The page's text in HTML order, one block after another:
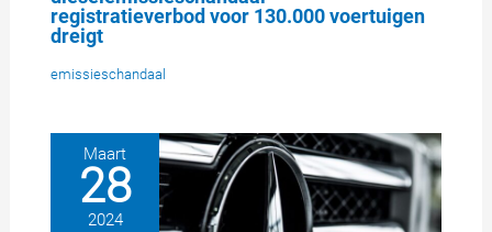
registratieverbod voor 130.000 voertuigen
dreigt
emissieschandaal
Maart
28
2024